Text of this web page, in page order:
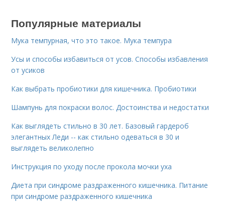
Популярные материалы
Мука темпурная, что это такое. Мука темпура
Усы и способы избавиться от усов. Способы избавления
от усиков
Как выбрать пробиотики для кишечника. Пробиотики
Шампунь для покраски волос. Достоинства и недостатки
Как выглядеть стильно в 30 лет. Базовый гардероб
элегантных Леди -- как стильно одеваться в 30 и
выглядеть великолепно
Инструкция по уходу после прокола мочки уха
Диета при синдроме раздраженного кишечника. Питание
при синдроме раздраженного кишечника